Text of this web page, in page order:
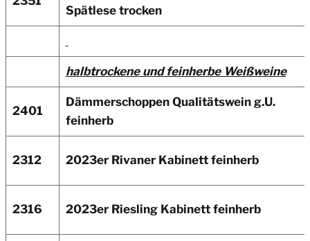
Spätlese trocken
halbtrockene und feinherbe Weißweine
2401
Dämmerschoppen Qualitätswein g.U.
feinherb
2312 2023er Rivaner Kabinett feinherb
2316 2023er Riesling Kabinett feinherb